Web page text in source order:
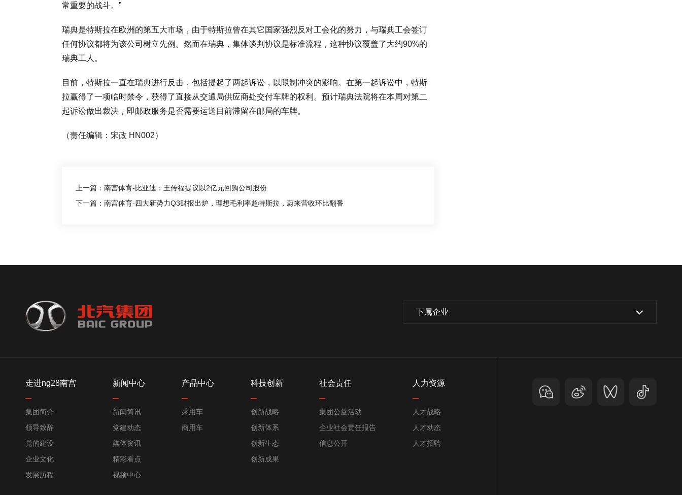
常重要的战斗。”
瑞典是特斯拉在欧洲的第五大市场，由于特斯拉曾在其它国家强烈反对工会化的努力，与瑞典工会签订
任何协议都将为该公司树立先例。然而在瑞典，集体谈判协议是标准流程，这种协议覆盖了大约90%的
瑞典工人。
目前，特斯拉一直在瑞典进行反击，包括提起了两起诉讼，以限制冲突的影响。在第一起诉讼中，特斯
拉赢得了一项临时禁令，获得了直接从交通局供应商处交付车牌的权利。预计瑞典法院将在本周对第二
起诉讼做出裁决，即邮政服务是否需要运送目前滞留在邮局的车牌。
（责任编辑：宋政 HN002）
上一篇：南宫体育-比亚迪：王传福提议以2亿元回购公司股份
下一篇：南宫体育-四大新势力Q3财报出炉，理想毛利率超特斯拉，蔚来营收环比翻番
下属企业
走进ng28南宫
集团简介
领导致辞
党的建设
企业文化
发展历程
新闻中心
新闻简讯
党建动态
媒体资讯
精彩看点
视频中心
产品中心
乘用车
商用车
科技创新
创新战略
创新体系
创新生态
创新成果
社会责任
集团公益活动
企业社会责任报告
信息公开
人力资源
人才战略
人才动态
人才招聘